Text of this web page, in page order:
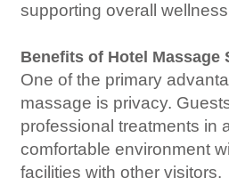
supporting overall
Benefits of Hotel Massage
One of the primary
massage is privacy.
professional treatments in
comfortable environment
facilities with other visitors.